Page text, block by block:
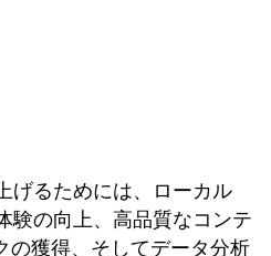
げるためには、ローカル
験の向上、高品質なコンテ
の獲得、そしてデータ分析